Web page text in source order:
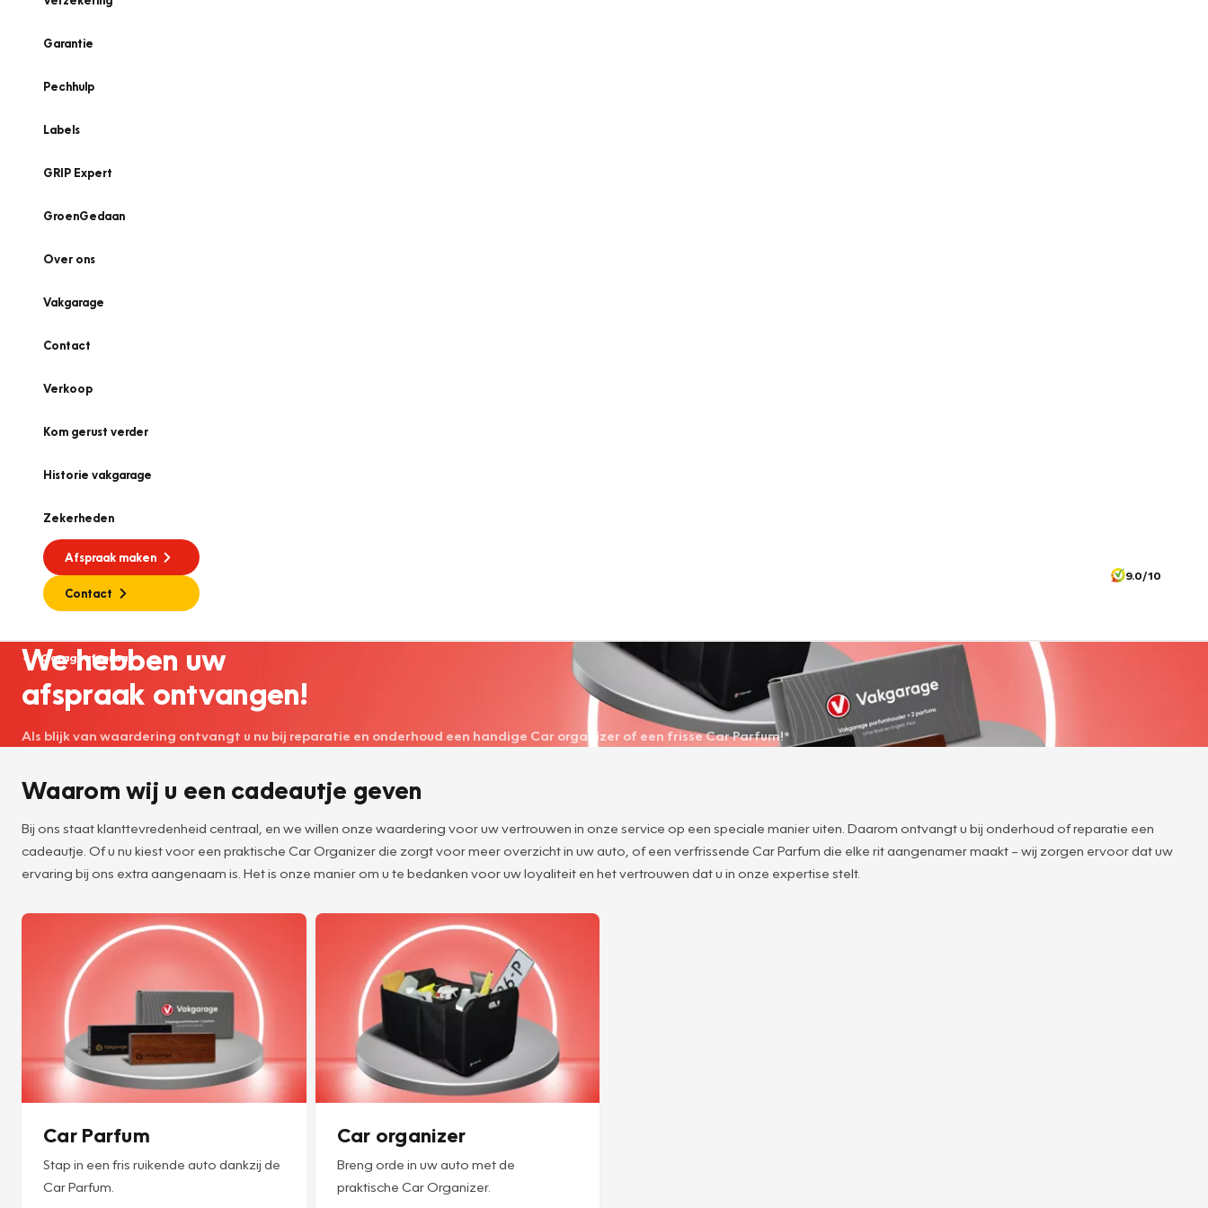
Garantie
Pechhulp
Labels
GRIP Expert
GroenGedaan
Over ons
Vakgarage
Contact
Verkoop
Kom gerust verder
Historie vakgarage
Zekerheden
Afspraak maken
Contact
9.0/10
Garageafspraak
We hebben uw
afspraak ontvangen!
Als blijk van waardering ontvangt u nu bij reparatie en onderhoud een handige Car organizer of een frisse Car Parfum!*
Waarom wij u een cadeautje geven
Bij ons staat klanttevredenheid centraal, en we willen onze waardering voor uw vertrouwen in onze service op een speciale manier uiten. Daarom ontvangt u bij onderhoud of reparatie een
cadeautje. Of u nu kiest voor een praktische Car Organizer die zorgt voor meer overzicht in uw auto, of een verfrissende Car Parfum die elke rit aangenamer maakt – wij zorgen ervoor dat uw
ervaring bij ons extra aangenaam is. Het is onze manier om u te bedanken voor uw loyaliteit en het vertrouwen dat u in onze expertise stelt.
Car Parfum
Stap in een fris ruikende auto dankzij de
Car Parfum.
Car organizer
Breng orde in uw auto met de
praktische Car Organizer.